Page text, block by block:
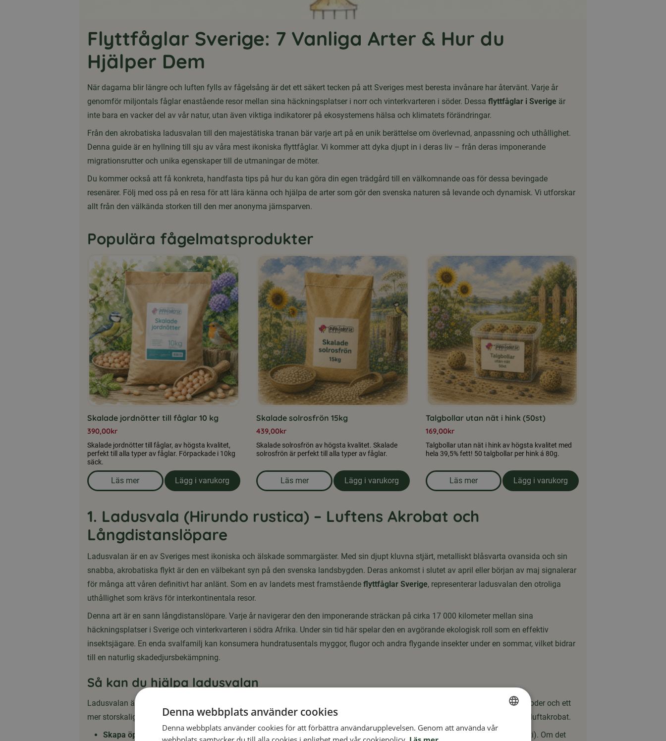
Flyttfåglar Sverige: 7 Vanliga Arter & Hur du
Hjälper Dem
När dagarna blir längre och luften fylls av fågelsång är det ett säkert tecken på att Sveriges mest beresta invånare har återvänt. Varje år
genomför miljontals fåglar enastående resor mellan sina häckningsplatser i norr och vinterkvarteren i söder. Dessa flyttfåglar i Sverige är
inte bara en vacker del av vår natur, utan även viktiga indikatorer på ekosystemens hälsa och klimatets förändringar.
Från den akrobatiska ladusvalan till den majestätiska tranan bär varje art på en unik berättelse om överlevnad, anpassning och uthållighet.
Denna guide är en hyllning till sju av våra mest ikoniska flyttfåglar. Vi kommer att dyka djupt in i deras liv – från deras imponerande
migrationsrutter och unika egenskaper till de utmaningar de möter.
Du kommer också att få konkreta, handfasta tips på hur du kan göra din egen trädgård till en välkomnande oas för dessa bevingade
resenärer. Följ med oss på en resa för att lära känna och hjälpa de arter som gör den svenska naturen så levande och dynamisk. Vi utforskar
allt från den välkända storken till den mer anonyma järnsparven.
Populära fågelmatsprodukter
Skalade jordnötter till fåglar 10 kg
390,00kr
Skalade jordnötter till fåglar, av högsta kvalitet,
perfekt till alla typer av fåglar. Förpackade i 10kg
säck.
Läs mer
om produkten Skalade jordnötter till fåglar 10 kg
Lägg i varukorg
Skalade solrosfrön 15kg
439,00kr
Skalade solrosfrön av högsta kvalitet. Skalade
solrosfrön är perfekt till alla typer av fåglar.
Läs mer
om produkten Skalade solrosfrön 15kg
Lägg i varukorg
Talgbollar utan nät i hink (50st)
169,00kr
Talgbollar utan nät i hink av högsta kvalitet med
hela 39,5% fett! 50 talgbollar per hink á 80g.
Läs mer
om produkten Talgbollar utan nät i hink (50st)
Lägg i varukorg
1. Ladusvala (Hirundo rustica) – Luftens Akrobat och
Långdistanslöpare
Ladusvalan är en av Sveriges mest ikoniska och älskade sommargäster. Med sin djupt kluvna stjärt, metalliskt blåsvarta ovansida och sin
snabba, akrobatiska flykt är den en välbekant syn på den svenska landsbygden. Deras ankomst i slutet av april eller början av maj signalerar
för många att våren definitivt har anlänt. Som en av landets mest framstående flyttfåglar Sverige, representerar ladusvalan den otroliga
uthållighet som krävs för interkontinentala resor.
Denna art är en sann långdistanslöpare. Varje år navigerar den den imponerande sträckan på cirka 17 000 kilometer mellan sina
häckningsplatser i Sverige och vinterkvarteren i södra Afrika. Under sin tid här spelar den en avgörande ekologisk roll som en effektiv
insektsjägare. En enda svalfamilj kan konsumera hundratusentals myggor, flugor och andra flygande insekter under en sommar, vilket bidrar
till en naturlig skadedjursbekämpning.
Så kan du hjälpa ladusvalan
Ladusvalan är starkt beroende av det traditionella jordbrukslandskapet och har minskat i antal i takt med att moderna byggmetoder och ett
mer storskaligt jordbruk tagit över. Det finns dock konkreta åtgärder du kan vidta för att skapa en välkomnande miljö för denna luftakrobat.
Skapa öppningar:
Lämna en dörr eller ett fönster på glänt i lador, garage eller uthus under häckningssäsongen (maj-augusti). Om det
SWEDISH
Denna webbplats använder cookies
Denna webbplats använder cookies för att förbättra användarupplevelsen. Genom att använda vår